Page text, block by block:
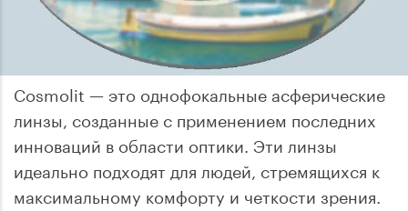
Cosmolit — это однофокальные асферические
линзы, созданные с применением последних
инноваций в области оптики. Эти линзы
идеально подходят для людей, стремящихся к
максимальному комфорту и четкости зрения.